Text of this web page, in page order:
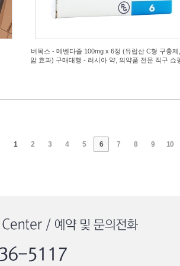
버목스 - 메벤다졸 100mg x 6정 (유럽산 C형 구충제
암 효과) 구매대행 - 러시아 약, 의약품 전문 직구 쇼
1 2 3 4 5 6 7 8 9 10